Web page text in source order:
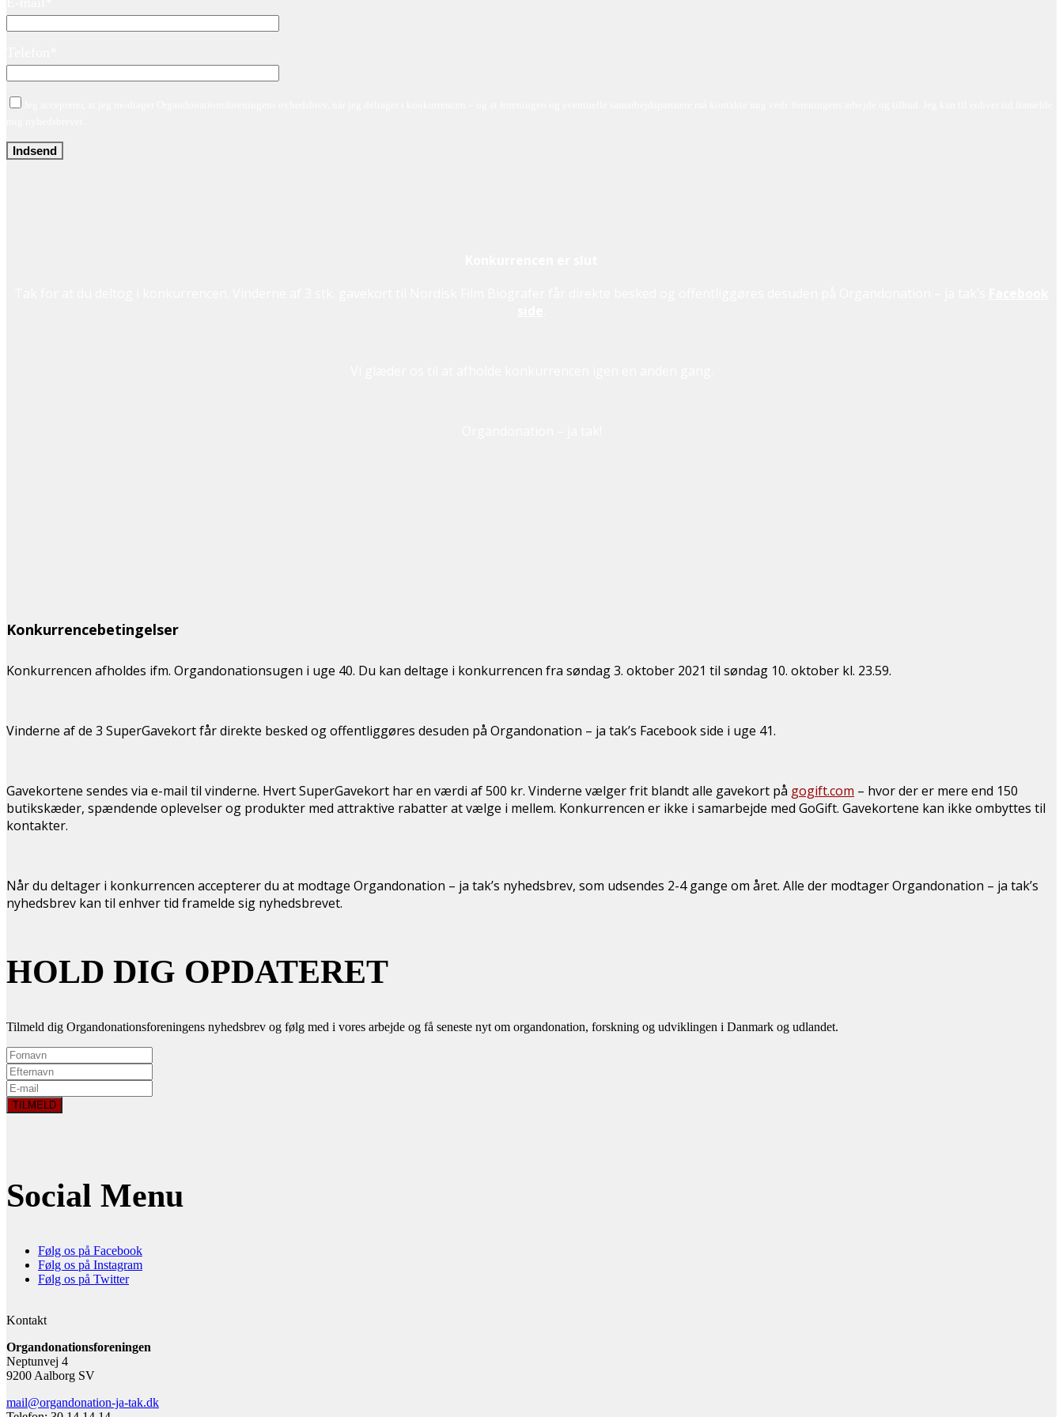
Konkurrencebetingelser
Konkurrencen afholdes ifm. Organdonationsugen i uge 40. Du kan deltage i konkurrencen fra søndag 3. oktober 2021 til søndag 10. oktober kl. 23.59.
Vinderne af de 3 SuperGavekort får direkte besked og offentliggøres desuden på Organdonation – ja tak’s Facebook side i uge 41.
Gavekortene sendes via e-mail til vinderne. Hvert SuperGavekort har en værdi af 500 kr. Vinderne vælger frit blandt alle gavekort på gogift.com – hvor der er mere end 150
butikskæder, spændende oplevelser og produkter med attraktive rabatter at vælge i mellem. Konkurrencen er ikke i samarbejde med GoGift. Gavekortene kan ikke ombyttes til
kontakter.
Når du deltager i konkurrencen accepterer du at modtage Organdonation – ja tak’s nyhedsbrev, som udsendes 2-4 gange om året. Alle der modtager Organdonation – ja tak’s
nyhedsbrev kan til enhver tid framelde sig nyhedsbrevet.
HOLD DIG OPDATERET
Tilmeld dig Organdonationsforeningens nyhedsbrev og følg med i vores arbejde og få seneste nyt om organdonation, forskning og udviklingen i Danmark og udlandet.
Social Menu
Følg os på Facebook
Følg os på Instagram
Følg os på Twitter
Kontakt
Organdonationsforeningen
Neptunvej 4
9200 Aalborg SV
mail@organdonation-ja-tak.dk